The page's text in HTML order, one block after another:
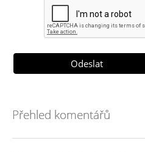
Přehled komentářů